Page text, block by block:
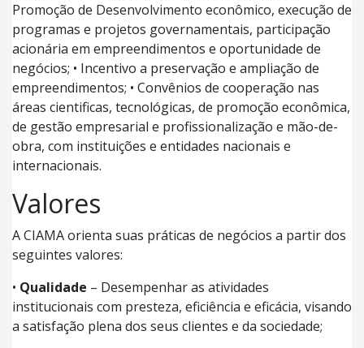
Promoção de Desenvolvimento econômico, execução de
programas e projetos governamentais, participação
acionária em empreendimentos e oportunidade de
negócios; • Incentivo a preservação e ampliação de
empreendimentos; • Convênios de cooperação nas
áreas cientificas, tecnológicas, de promoção econômica,
de gestão empresarial e profissionalização e mão-de-
obra, com instituições e entidades nacionais e
internacionais.
Valores
A CIAMA orienta suas práticas de negócios a partir dos
seguintes valores:
• Qualidade – Desempenhar as atividades
institucionais com presteza, eficiência e eficácia, visando
a satisfação plena dos seus clientes e da sociedade;